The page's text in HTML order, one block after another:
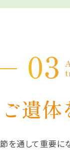
03
ご遺
を通して重要に